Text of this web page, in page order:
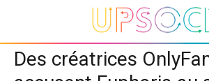
Des créatrices